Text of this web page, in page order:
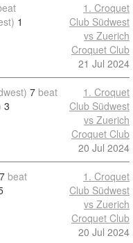
1
1. Croquet
Club Südwest
vs Zuerich
Croquet Club
21 Jul 2024
7 beat
3
1. Croquet
Club Südwest
vs Zuerich
Croquet Club
20 Jul 2024
7 beat
1. Croquet
Club Südwest
vs Zuerich
Croquet Club
20 Jul 2024